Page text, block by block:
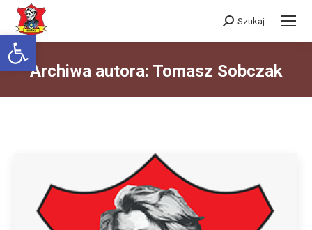
Otwórz pasek narzędzi
Szukaj:
Szukaj
Archiwa autora: Tomasz Sobczak